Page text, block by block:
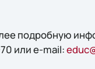
подробную
или e-mail: